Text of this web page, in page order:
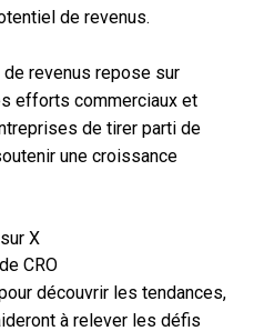
de revenus.
revenus repose sur
efforts commerciaux et
de tirer parti de
une croissance
X
CRO
découvrir les tendances,
à relever les défis